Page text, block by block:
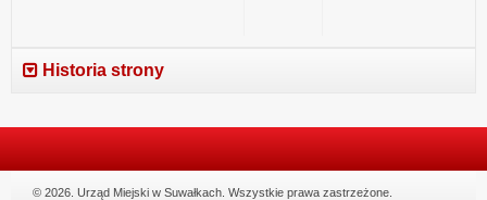
Historia strony
© 2026. Urząd Miejski w Suwałkach. Wszystkie prawa zastrzeżone.